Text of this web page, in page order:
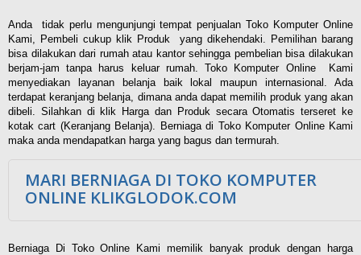
Anda tidak perlu mengunjungi tempat penjualan Toko Komputer Online
Kami, Pembeli cukup klik Produk yang dikehendaki. Pemilihan barang
bisa dilakukan dari rumah atau kantor sehingga pembelian bisa dilakukan
berjam-jam tanpa harus keluar rumah. Toko Komputer Online Kami
menyediakan layanan belanja baik lokal maupun internasional. Ada
terdapat keranjang belanja, dimana anda dapat memilih produk yang akan
dibeli. Silahkan di klik Harga dan Produk secara Otomatis terseret ke
kotak cart (Keranjang Belanja). Berniaga di Toko Komputer Online Kami
maka anda mendapatkan harga yang bagus dan termurah.
MARI BERNIAGA DI TOKO KOMPUTER
ONLINE KLIKGLODOK.COM
Berniaga Di Toko Online Kami memilik banyak produk dengan harga